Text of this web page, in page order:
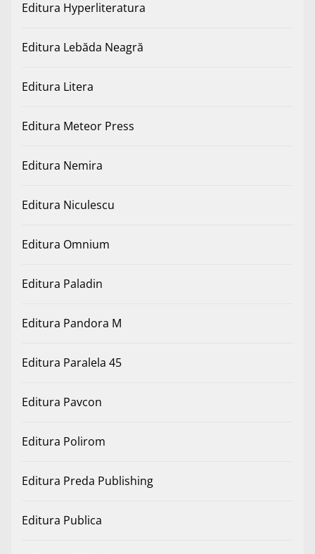
Editura Hyperliteratura
Editura Lebăda Neagră
Editura Litera
Editura Meteor Press
Editura Nemira
Editura Niculescu
Editura Omnium
Editura Paladin
Editura Pandora M
Editura Paralela 45
Editura Pavcon
Editura Polirom
Editura Preda Publishing
Editura Publica